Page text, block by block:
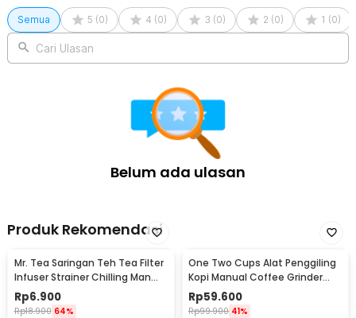
Semua 5 (0) 4 (0) 3 (0) 2 (0) 1 (0)
Cari Ulasan
Belum ada ulasan
Produk Rekomendasi
Mr. Tea Saringan Teh Tea Filter
Infuser Strainer Chilling Man
Silicon - MR03
Rp6.900
Rp18.900 64%
One Two Cups Alat Penggiling
Kopi Manual Coffee Grinder
Portable - WFCG9800
Rp59.600
Rp99.900 41%